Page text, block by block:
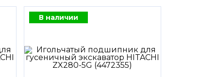
В наличии